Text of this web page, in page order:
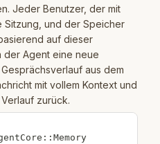
Jeder Benutzer, der mit
Sitzung, und der Speicher
auf dieser
der Agent eine neue
aus dem
mit vollem Kontext und
zurück.
: : Memory